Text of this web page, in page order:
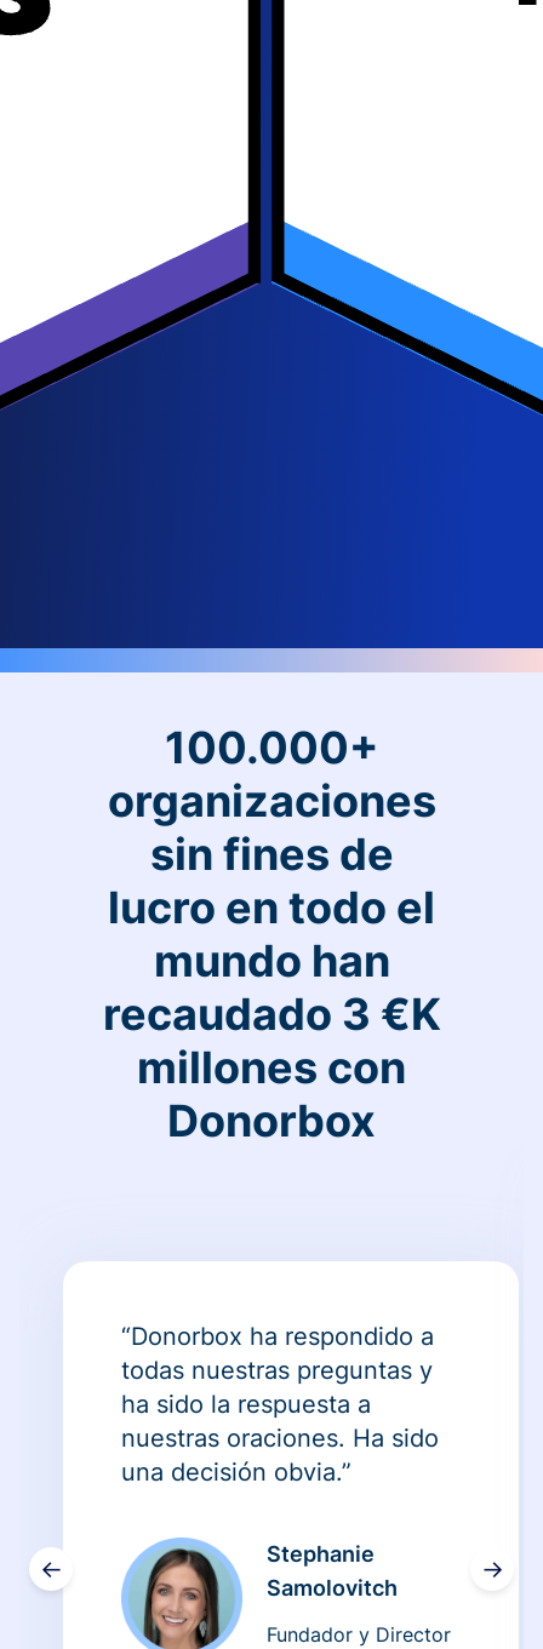
100.000+
organizaciones
sin fines de
lucro en todo el
mundo han
recaudado 3 €K
millones con
Donorbox
←
“Donorbox ha respondido a
todas nuestras preguntas y
ha sido la respuesta a
nuestras oraciones. Ha sido
una decisión obvia.”
Stephanie
Samolovitch
Fundador y Director
→